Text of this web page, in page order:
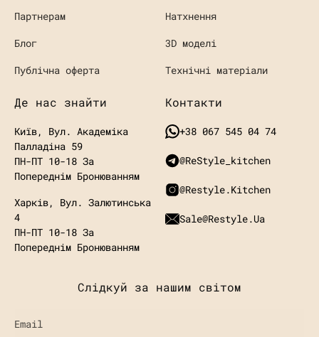
Партнерам
Блог
Публічна оферта
Натхнення
3D моделі
Технічні матеріали
Де нас знайти
Київ, Вул. Академіка
Палладіна 59
ПН-ПТ 10-18 За
Попереднім Бронюванням
Харків, Вул. Залютинська
4
ПН-ПТ 10-18 За
Попереднім Бронюванням
Контакти
+38 067 545 04 74
@ReStyle_kitchen
@restyle.kitchen
Sale@restyle.ua
Слідкуй за нашим світом
Email